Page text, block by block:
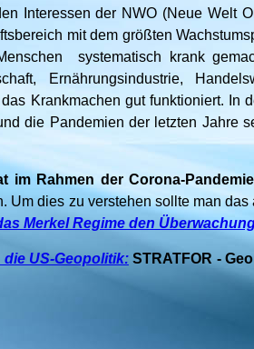
Interessen der NWO (Neue Welt
mit dem größten
systematisch krank
Ernährungsindustrie,
Krankmachen gut funktioniert. In
die Pandemien der letzten Jahre
im Rahmen der Corona-
Um dies zu verstehen sollte man das
Merkel Regime den
US-Geopolitik:STRATFOR -